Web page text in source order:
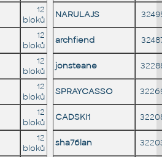
12
bloků
NARULAJS
12
bloků
archfiend
12
bloků
jonsteane
12
bloků
SPRAYCASSO
12
bloků
CADSKI1
12
bloků
sha76lan